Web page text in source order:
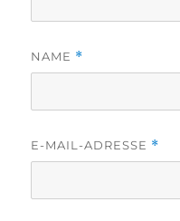
NAME *
E-MAIL-ADRESSE *